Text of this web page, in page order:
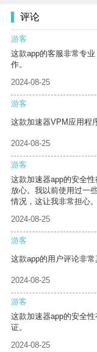
评论
游客
这款app的客服非常专
作。
2024-08-25
游客
这款加速器VPM应用程
2024-08-25
游客
这款加速器app的安全
放心。我以前使用过一
情况，这让我非常担心。
2024-08-25
游客
这款app的用户评论非常
2024-08-25
游客
这款加速器app的安全
证。
2024-08-25